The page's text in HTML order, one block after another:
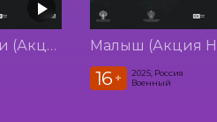
Ангелы Ладоги (Акция Ночь Кино 2026)
16 +
2025, Россия
Военный